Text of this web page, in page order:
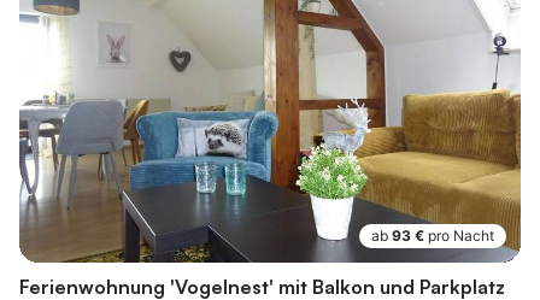
ab 93 € pro Nacht
Ferienwohnung 'Vogelnest' mit Balkon und Parkplatz